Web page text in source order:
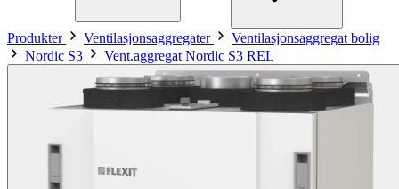
Produkter Ventilasjonsaggregater
Ventilasjonsaggregat bolig
Nordic S3
Vent.aggregat Nordic S3 REL